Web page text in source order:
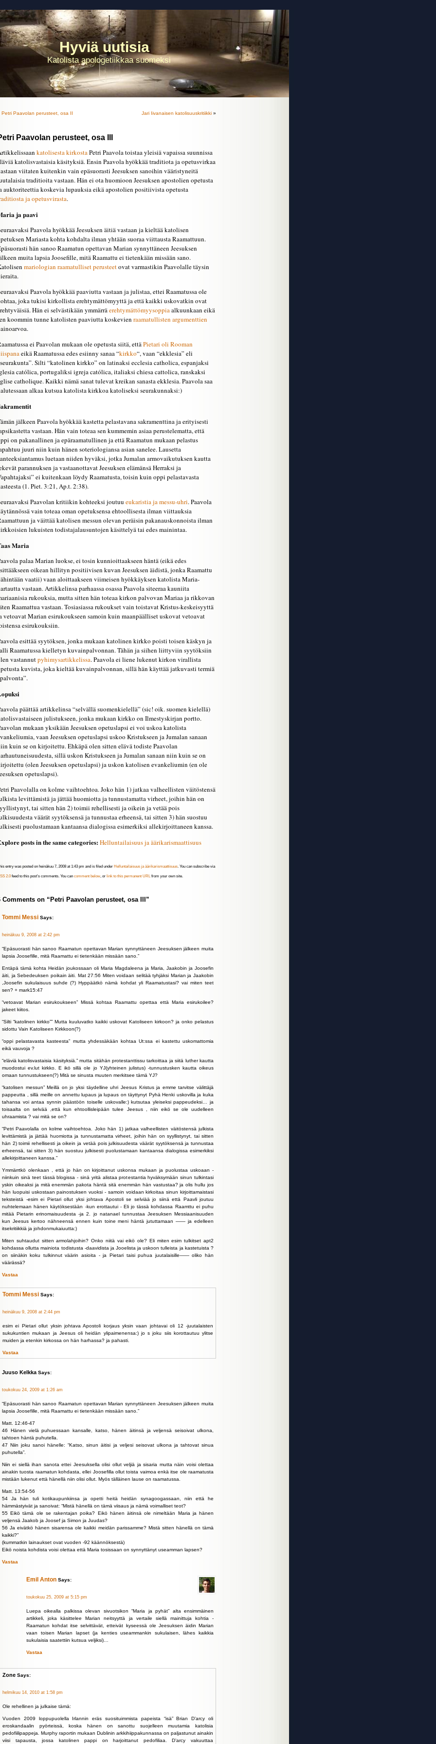
Hyviä uutisia
Katolista apologetiikkaa suomeksi
Petri Paavolan perusteet, osa II Jari Iivanaisen katolisuuskritiikki »
Paavolan perusteet, osa III
katolisesta kirkostaPetri Paavola toistaa yleisiä vapaissa suunnissa
katolisvastaisia käsityksiä. Ensin Paavola hyökkää traditiota ja opetusvirkaa
viitaten kuitenkin vain epäsuorasti Jeesuksen sanoihin vääristyneitä
traditioita vastaan. Hän ei ota huomioon Jeesuksen apostolien opetusta
auktoriteettia koskevia lupauksia eikä apostolien positiivista opetusta
ja opetusvirasta.
ja paavi
Paavola hyökkää Jeesuksen äitiä vastaan ja kieltää katolisen
Mariasta kohta kohdalta ilman yhtään suoraa viittausta Raamattuun.
hän sanoo Raamatun opettavan Marian synnyttäneen Jeesuksen
muita lapsia Joosefille, mitä Raamattu ei tietenkään missään sano.
mariologian raamatulliset perusteetovat varmastikin Paavolalle täysin
Paavola hyökkää paaviutta vastaan ja julistaa, ettei Raamatussa ole
joka tukisi kirkollista erehtymättömyyttä ja että kaikki uskovatkin ovat
Hän ei selvästikään ymmärräerehtymättömyysoppiaalkuunkaan eikä
koommin tunne katolisten paaviutta koskevien raamatullisten argumenttien
ei Paavolan mukaan ole opetusta siitä, ettäPietari oli Rooman
eikä Raamatussa edes esiinny sanaa “kirkko“, vaan “ekklesia” eli
Silti “katolinen kirkko” on latinaksi ecclesia catholica, espanjaksi
católica, portugaliksi igreja católica, italiaksi chiesa cattolica, ranskaksi
catholique. Kaikki nämä sanat tulevat kreikan sanasta ekklesia. Paavola saa
alkaa kutsua katolista kirkkoa katoliseksi seurakunnaksi:)
jälkeen Paavola hyökkää kastetta pelastavana sakramenttina ja erityisesti
vastaan. Hän vain toteaa sen kummemin asiaa perustelematta, että
on pakanallinen ja epäraamatullinen ja että Raamatun mukaan pelastus
juuri niin kuin hänen soteriologiansa asian sanelee. Lausetta
luetaan niiden hyväksi, jotka Jumalan armovaikutuksen kautta
parannuksen ja vastaanottavat Jeesuksen elämänsä Herraksi ja
ei kuitenkaan löydy Raamatusta, toisin kuin oppi pelastavasta
(1. Piet. 3:21, Ap.t. 2:38).
Paavolan kritiikin kohteeksi joutuu eukaristia ja messu-uhri. Paavola
vain toteaa oman opetuksensa ehtoollisesta ilman viittauksia
ja väittää katolisen messun olevan peräisin pakanauskonnoista ilman
lukuisten todistajalausuntojen käsittelyä tai edes mainintaa.
Maria
palaa Marian luokse, ei tosin kunnioittaakseen häntä (eikä edes
oikean hillityn positiivisen kuvan Jeesuksen äidistä, jonka Raamattu
vaatii) vaan aloittaakseen viimeisen hyökkäyksen katolista Maria-
vastaan. Artikkelinsa parhaassa osassa Paavola siteeraa kauniita
rukouksia, mutta sitten hän toteaa kirkon palvovan Mariaa ja rikkovan
Raamattua vastaan. Tosiasiassa rukoukset vain toistavat Kristus-keskeisyyttä
vetoavat Marian esirukoukseen samoin kuin maanpäälliset uskovat vetoavat
esirukouksiin.
esittää syytöksen, jonka mukaan katolinen kirkko poisti toisen käskyn ja
Raamatussa kielletyn kuvainpalvonnan. Tähän ja siihen liittyviin syytöksiin
vastannutpyhimysartikkelissa. Paavola ei liene lukenut kirkon virallista
kuvista, joka kieltää kuvainpalvonnan, sillä hän käyttää jatkuvasti termiä
päättää artikkelinsa “selvällä suomenkielellä” (sic! oik. suomen kielellä)
julistukseen, jonka mukaan kirkko on Ilmestyskirjan portto.
mukaan yksikään Jeesuksen opetuslapsi ei voi uskoa katolista
vaan Jeesuksen opetuslapsi uskoo Kristukseen ja Jumalan sanaan
kuin se on kirjoitettu. Ehkäpä olen sitten elävä todiste Paavolan
sillä uskon Kristukseen ja Jumalan sanaan niin kuin se on
(olen Jeesuksen opetuslapsi) ja uskon katolisen evankeliumin (en ole
opetuslapsi).
Paavolalla on kolme vaihtoehtoa. Joko hän 1) jatkaa valheellisten väitöstensä
levittämistä ja jättää huomiotta ja tunnustamatta virheet, joihin hän on
tai sitten hän 2) toimii rehellisesti ja oikein ja vetää pois
väärät syytöksensä ja tunnustaa erheensä, tai sitten 3) hän suostuu
puolustamaan kantaansa dialogissa esimerkiksi allekirjoittaneen kanssa.
posts in the same categories:Helluntailaisuus ja äärikarismaattisuus
entry was posted on heinäkuu 7, 2008 at 1:43 pm and is filed under Helluntailaisuus ja äärikarismaattisuus. You can subscribe via
2.0feed to this post's comments. You can comment below, or link to this permanent URLfrom your own site.
Comments on “Petri Paavolan perusteet, osa III”
Tommi Messi Says:
heinäkuu 9, 2008 at 2:42 pm
“Epäsuorasti hän sanoo Raamatun opettavan Marian synnyttäneen Jeesuksen jälkeen muita
lapsia Joosefille, mitä Raamattu ei tietenkään missään sano.”
Entäpä tämä kohta Heidän joukossaan oli Maria Magdaleena ja Maria, Jaakobin ja Joosefin
äiti, ja Sebedeuksen poikain äiti. Mat 27:56 Miten voidaan selitää tyhjäksi Marian ja Jaakobin
,Joosefin sukulaisuus suhde (?) Hyppäätkö nämä kohdat yli Raamatustasi? vai miten teet
sen? + mark15:47
“vetoavat Marian esirukoukseen” Missä kohtaa Raamattu opettaa että Maria esirukoilee?
jakeet kiitos.
“Silti “katolinen kirkko”” Mutta kuuluvatko kaikki uskovat Katoliseen kirkoon? ja onko pelastus
sidottu Vain Katoliseen Kirkkoon(?)
“oppi pelastavasta kasteesta” mutta yhdessäkään kohtaa Ut:ssa ei kastettu uskomattomia
eikä vauvoja ?
“eläviä katolisvastaisia käsityksiä.” mutta sitähän protestanttissu tarkoittaa ja siitä luther kautta
muodostui ev.lut kirkko. E ikö sillä ole jo YJ(yhteinen julistus) -tunnustusken kautta oikeus
omaan tunnustukseen(?) Mitä se sinusta muuten merkitsee tämä YJ?
“katolisen messun” Meillä on jo yksi täydelline uhri Jeesus Kristus ja emme tarvitse välittäjä
pappeutta , sillä meille on annettu lupaus ja lupaus on täyttynyt Pyhä Henki uskovilla ja kuka
tahansa voi antaa synnin päästöön toiselle uskovalle:) kutsutaa yleiseksi pappeudeksi… ja
toisaalta on selvää ,että kun ehtoollisleipään tulee Jeesus , niin eikö se ole uudelleen
uhraamista ? vai mitä se on?
“Petri Paavolalla on kolme vaihtoehtoa. Joko hän 1) jatkaa valheellisten väitöstensä julkista
levittämistä ja jättää huomiotta ja tunnustamatta virheet, joihin hän on syyllistynyt, tai sitten
hän 2) toimii rehellisesti ja oikein ja vetää pois julkisuudesta väärät syytöksensä ja tunnustaa
erheensä, tai sitten 3) hän suostuu julkisesti puolustamaan kantaansa dialogissa esimerkiksi
allekirjoittaneen kanssa.”
Ymmärrtkö olenkaan , että jo hän on kirjoittanut uskonsa mukaan ja puolustaa uskoaan -
niinkuin sinä teet tässä blogissa - sinä yritä alistaa protestantia hyväksymään sinun tulkintasi
yskin oikeaksi ja mitä enemmän pakota häntä sitä enemmän hän vastustaa? ja olis hullu jos
hän luopuisi uskostaan painostuksen vuoksi - samoin voidaan kirkoitaa sinun kirjoittamaistasi
teksteistä -esim ei Pietari ollut yksi johtava Apostoli se selviää jo siinä että Paavli joutuu
nuhtelemaan hänen käytöksestään -kun erottautui - Eli jo tässä kohdassa Raamttu ei puhu
mitää Pietarin erinomaisuudesta -ja 2. jo natanael tunnustaa Jeesuksen Messiaanisuuden
kun Jeesus kertoo nähneensä ennen kuin toine meni häntä jututtamaan —— ja edelleen
itsekritiikkiä ja johdonmukaiuutta:)
Miten suhtaudut sitten armolahjoihin? Onko niitä vai eikö ole? Eli miten esim tulkitset apt2
kohdassa ollutta mainiota todistusta -daavidista ja Jooelista ja uskoon tulleista ja kastetuista ?
on siinäkin koku tulkinnut väärin asioita - ja Pietari taisi puhua juutalaisille—— oliko hän
väärässä?
Vastaa
Tommi Messi Says:
heinäkuu 9, 2008 at 2:44 pm
esim ei Pietari ollut yksin johtava Apostoli korjaus yksin vaan johtavai oli 12 -juutalaisten
sukukuntien mukaan ja Jeesus oli heidän ylipaimenensa:) jo s joku siis korottautuu ylitse
muiden ja etenkin kirkossa on hän harhassa? ja pahasti.
Vastaa
Juuso Kelkka Says:
toukokuu 24, 2009 at 1:26 am
“Epäsuorasti hän sanoo Raamatun opettavan Marian synnyttäneen Jeesuksen jälkeen muita
lapsia Joosefille, mitä Raamattu ei tietenkään missään sano.”
Matt. 12:46-47
46 Hänen vielä puhuessaan kansalle, katso, hänen äitinsä ja veljensä seisoivat ulkona,
tahtoen häntä puhutella.
47 Niin joku sanoi hänelle: “Katso, sinun äitisi ja veljesi seisovat ulkona ja tahtovat sinua
puhutella”.
Niin ei siellä ihan sanota ettei Jeesuksella olisi ollut veljiä ja sisaria mutta näin voisi olettaa
ainakin tuosta raamatun kohdasta, ellei Joosefilla ollut toista vaimoa enkä itse ole raamatusta
mistään lukenut että hänellä niin olisi ollut. Myös tälläinen lause on raamatussa.
Matt. 13:54-56
54 Ja hän tuli kotikaupunkiinsa ja opetti heitä heidän synagoogassaan, niin että he
hämmästyivät ja sanoivat: “Mistä hänellä on tämä viisaus ja nämä voimalliset teot?
55 Eikö tämä ole se rakentajan poika? Eikö hänen äitinsä ole nimeltään Maria ja hänen
veljensä Jaakob ja Joosef ja Simon ja Juudas?
56 Ja eivätkö hänen sisarensa ole kaikki meidän parissamme? Mistä sitten hänellä on tämä
kaikki?”
(kummatkin lainaukset ovat vuoden -92 käännöksestä)
Eikö noista kohdista voisi olettaa että Maria tosissaan on synnyttänyt useamman lapsen?
Vastaa
Emil Anton Says:
toukokuu 25, 2009 at 5:15 pm
Luepa oikealla palkissa olevan sivuotsikon “Maria ja pyhät” alta ensimmäinen
artikkeli, joka käsittelee Marian neitsyyttä ja vertaile siellä mainittuja kohtia -
Raamatun kohdat itse selvittävät, etteivät kyseessä ole Jeesuksen äidin Marian
vaan toisen Marian lapset (ja kenties useammankin sukulaisen, lähes kaikkia
sukulaisia saatettiin kutsua veljiksi)…
Vastaa
Zone Says:
helmikuu 14, 2010 at 1:58 pm
Ole rehellinen ja julkaise tämä:
Vuoden 2009 loppupuolella Irlannin eräs suosituimmista papeista “isä” Brian D’arcy oli
eroskandaalin pyörteissä, koska hänen on sanottu suojelleen muutamia katolisia
pedofiilipappeja. Murphy raportin mukaan Dublinin arkkihiippakunnassa on paljastunut ainakin
viisi tapausta, jossa katolinen pappi on harjoittanut pedofiliaa. D’arcy vakuuttaa